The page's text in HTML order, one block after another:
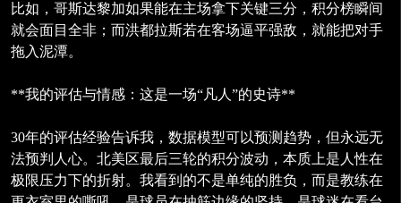
比如，哥斯达黎加如果能在主场拿下关键三分，积分榜瞬间
就会面目全非；而洪都拉斯若在客场逼平强敌，就能把对手
拖入泥潭。
**我的评估与情感：这是一场“凡人”的史诗**
30年的评估经验告诉我，数据模型可以预测趋势，但永远无
法预判人心。北美区最后三轮的积分波动，本质上是人性在
极限压力下的折射。我看到的不是单纯的胜负，而是教练在